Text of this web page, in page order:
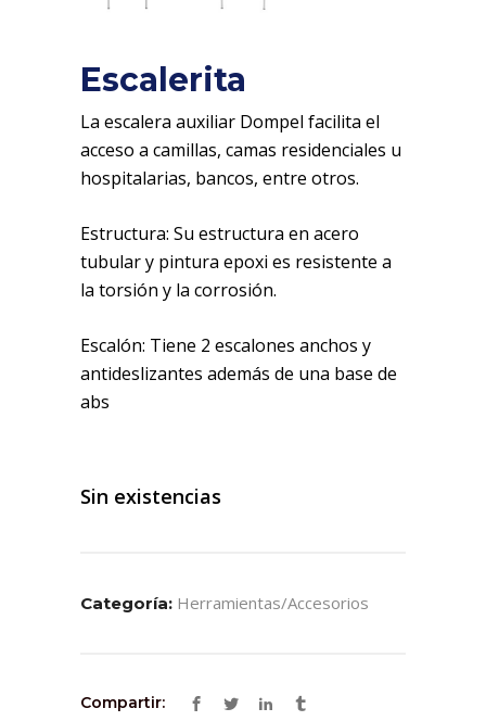
Escalerita
La escalera auxiliar Dompel facilita el
acceso a camillas, camas residenciales u
hospitalarias, bancos, entre otros.
Estructura: Su estructura en acero
tubular y pintura epoxi es resistente a
la torsión y la corrosión.
Escalón: Tiene 2 escalones anchos y
antideslizantes además de una base de
abs
Sin existencias
Categoría: Herramientas/accesorios
Compartir: